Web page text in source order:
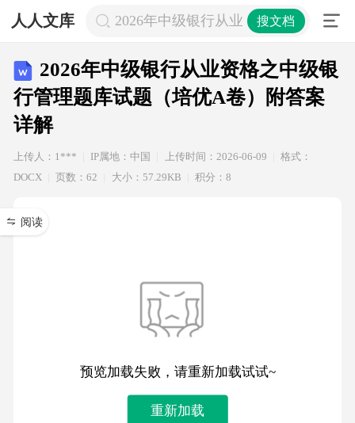
人人文库 2026年中级银行从业资格之中级银行
搜文档
2026年中级银行从业资格之中级银
行管理题库试题（培优A卷）附答案
详解
上传人：1*** IP属地：中国 上传时间：2026-06-09
格式：
DOCX
页数：62 大小：57.29KB 积分：8
阅读
预览加载失败，请重新加载试试~
重新加载